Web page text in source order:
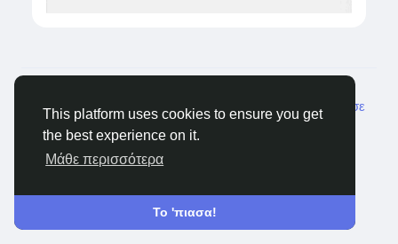
This platform uses cookies to ensure you get
the best experience on it.
Μάθε περισσότερα
Το 'πιασα!
Σχετικά
Blogs Ιδιωτικότητα
Επικοινώνησε
μαζί μας